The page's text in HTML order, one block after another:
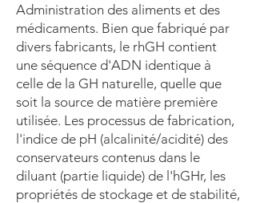
Administration des aliments et des
médicaments. Bien que fabriqué par
divers fabricants, le rhGH contient
une séquence d'ADN identique à
celle de la GH naturelle, quelle que
soit la source de matière première
utilisée. Les processus de fabrication,
l'indice de pH (alcalinité/acidité) des
conservateurs contenus dans le
diluant (partie liquide) de l'hGHr, les
propriétés de stockage et de stabilité,